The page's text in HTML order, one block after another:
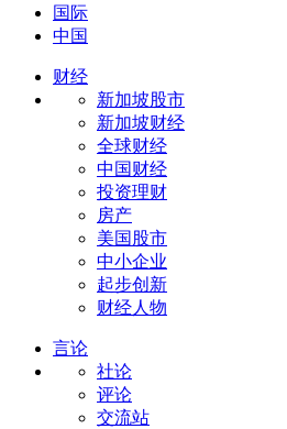
国际
中国
财经
新加坡股市
新加坡财经
全球财经
中国财经
投资理财
房产
美国股市
中小企业
起步创新
财经人物
言论
社论
评论
交流站